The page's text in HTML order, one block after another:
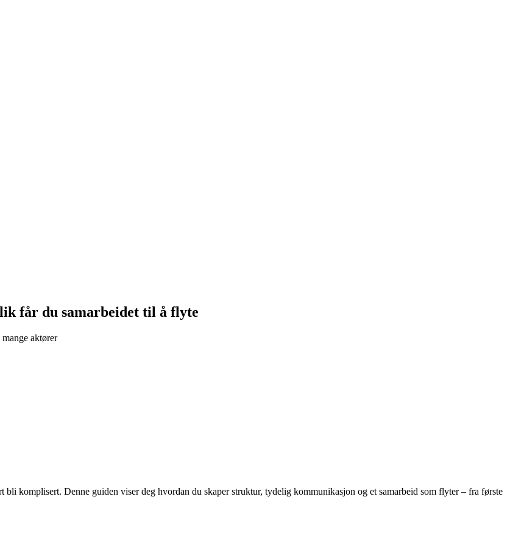
får du samarbeidet til å flyte
aktører
komplisert. Denne guiden viser deg hvordan du skaper struktur, tydelig kommunikasjon og et samarbeid som flyter – fra første